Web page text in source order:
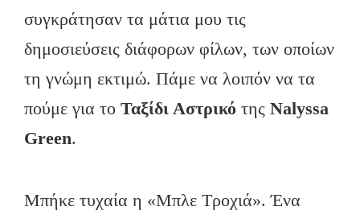
συγκράτησαν τα μάτια μου τις
δημοσιεύσεις διάφορων φίλων, των οποίων
τη γνώμη εκτιμώ. Πάμε να λοιπόν να τα
πούμε για το Ταξίδι Αστρικό της Nalyssa
Green.
Μπήκε τυχαία η «Μπλε Τροχιά». Ένα